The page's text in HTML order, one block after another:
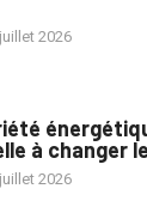
2026
à changer
2026